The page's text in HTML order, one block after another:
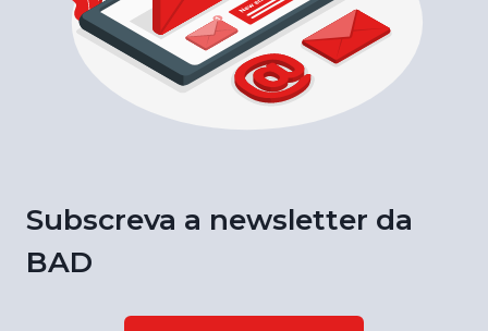
Subscreva a newsletter da
BAD